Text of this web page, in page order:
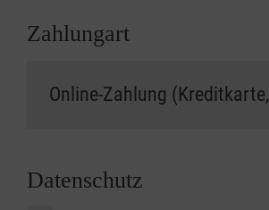
Zahlungart
Datenschutz